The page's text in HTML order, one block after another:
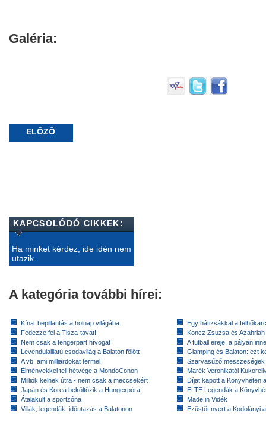
Galéria:
ELŐZŐ
KAPCSOLÓDÓ CIKKEK:
Ha minket kérdez, ide idén nem
utazik
A kategória további hírei:
Kína: bepillantás a holnap világába
Fedezze fel a Tisza-tavat!
Nem csak a tengerpart hívogat
Levendulaillatú csodavilág a Balaton fölött
A vb, ami milliárdokat termel
Élményekkel teli hétvége a MondoConon
Milliók kelnek útra - nem csak a meccsekért
Japán és Korea beköltözik a Hungexpóra
Átalakult a sportzóna
Villák, legendák: időutazás a Balatonon
Egy hátizsákkal a
Koncz Zsuzsa és
A futball ereje, a pályán
Glamping és Balaton: ezt
Szarvasűző messzeségek
Marék Veronikától
Díjat kapott a Könyvhéten
ELTE Legendák a
Made in Vidék
Ezüstöt nyert a Kodolányi